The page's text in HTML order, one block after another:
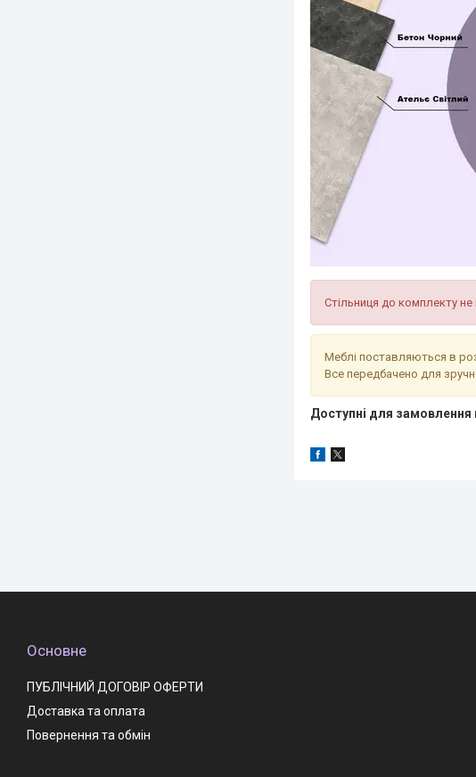
Стільниця до комплекту не
Меблі поставляються в
Все передбачено для
Доступні для
Основне
ПУБЛІЧНИЙ ДОГОВІР ОФЕРТИ
Доставка та оплата
Повернення та обмін